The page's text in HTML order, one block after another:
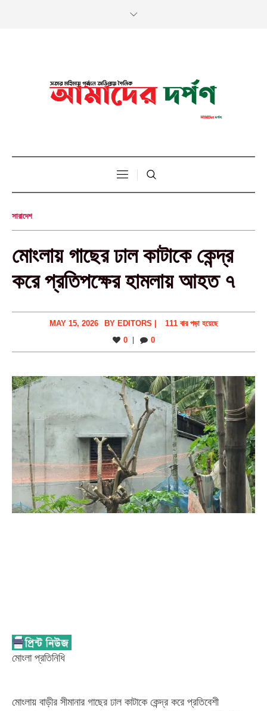
সারাদেশ
মোংলায় গাছের ঢাল কাটাকে কেন্দ্র
করে প্রতিপক্ষের হামলায় আহত ৭
MAY 15, 2026 BY EDITORS |
111 বার পড়া হয়েছে
0
0
মোংলা প্রতিনিধি
মোংলায় বাড়ীর সীমানার গাছের ঢাল কাটাকে কেন্দ্র করে প্রতিবেশী